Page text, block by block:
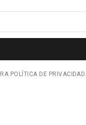
POLÍTICA DE PRIVACIDAD.